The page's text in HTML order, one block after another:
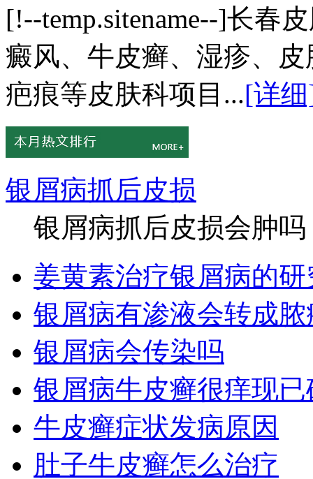
[!--temp.sitename--]长春
癜风、牛皮癣、湿疹、
疤痕等皮肤科项目...[详
银屑病抓后皮损
银屑病抓后皮损会肿
姜黄素治疗银屑病的
银屑病有渗液会转成
银屑病会传染吗
银屑病牛皮癣很痒现已
牛皮癣症状发病原因
肚子牛皮癣怎么治疗